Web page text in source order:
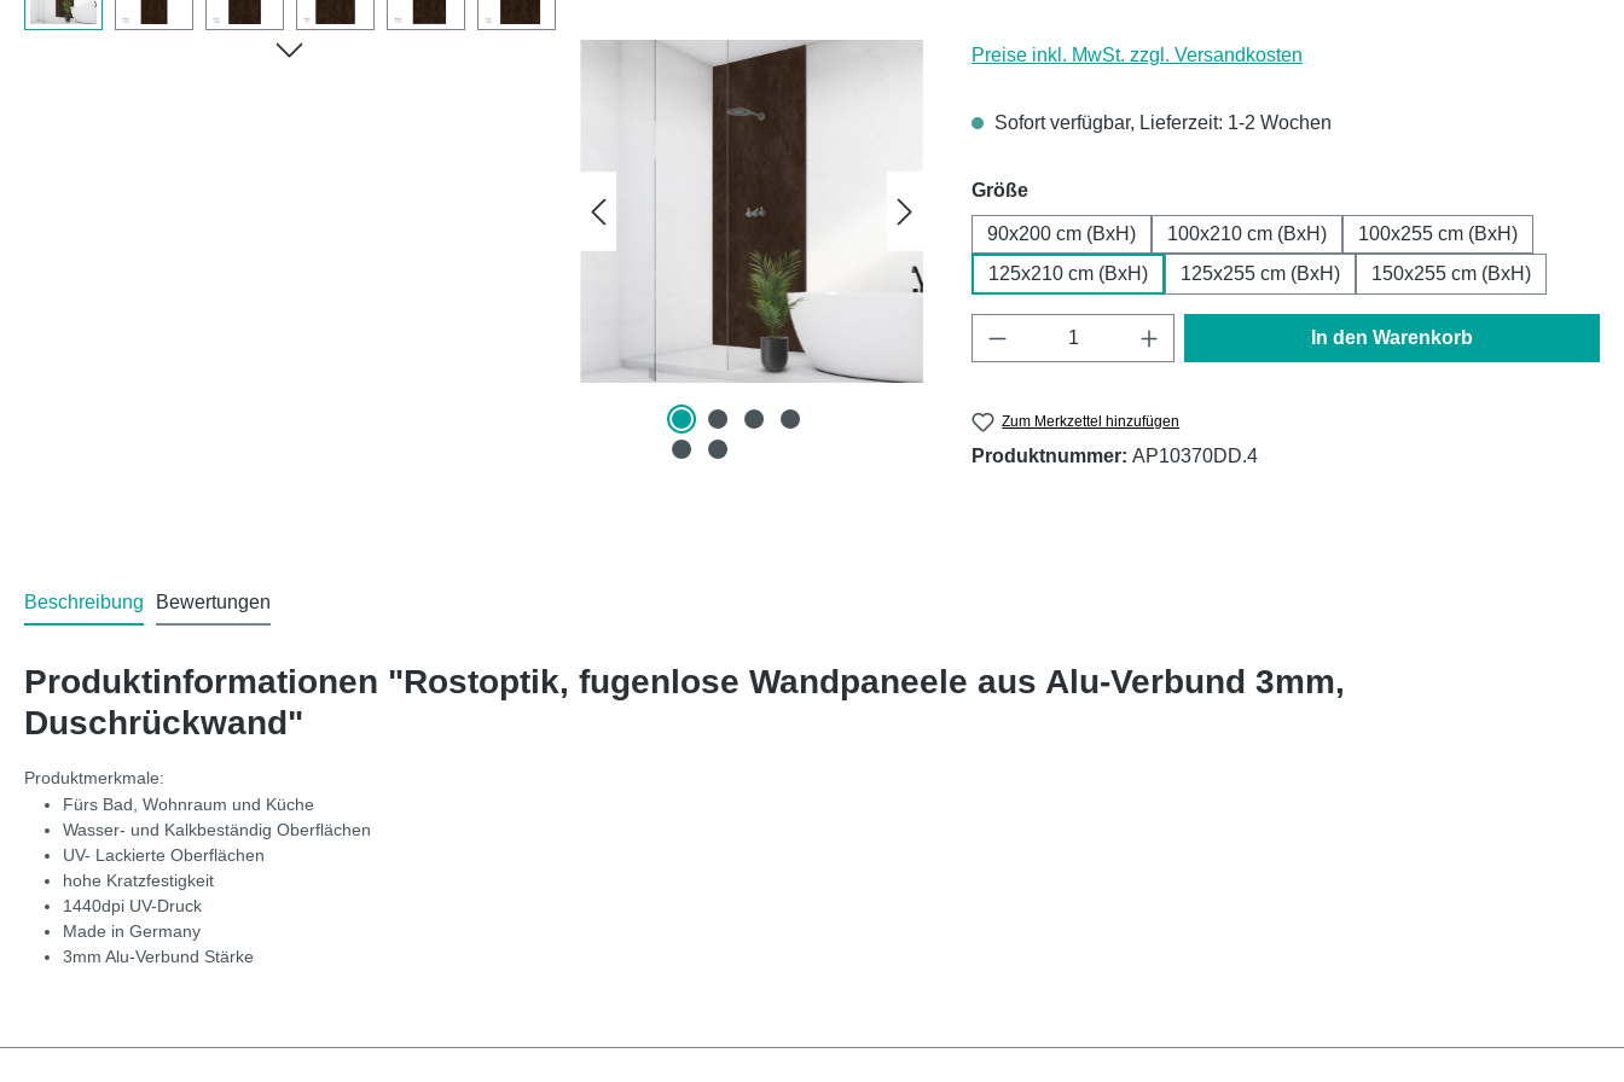
Preise inkl. MwSt. zzgl. Versandkosten
Sofort verfügbar, Lieferzeit: 1-2 Wochen
Größeauswählen
90x200 cm (BxH) 100x210 cm (BxH)
100x255 cm (BxH)
125x210 cm (BxH)
125x255 cm (BxH) 150x255 cm (BxH)
Produkt Anzahl: Gib den gewünschten Wert ein
In den Warenkorb
Zum Merkzettel hinzufügen
Produktnummer: AP10370DD.4
Beschreibung Bewertungen
Produktinformationen "Rostoptik, fugenlose Wandpaneele aus Alu-Verbund 3mm,
Duschrückwand"
Produktmerkmale:
Fürs Bad, Wohnraum und Küche
Wasser- und Kalkbeständig Oberflächen
UV- Lackierte Oberflächen
hohe Kratzfestigkeit
1440dpi UV-Druck
Made in Germany
3mm Alu-Verbund Stärke